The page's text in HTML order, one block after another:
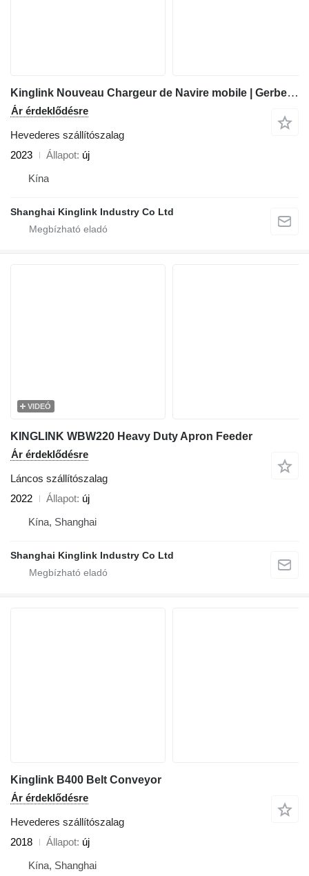
Kinglink Nouveau Chargeur de Navire mobile | Gerbeur radial
Ár érdeklődésre
Hevederes szállítószalag
2023
Állapot új
Kína
Shanghai Kinglink Industry Co Ltd
VIDEÓ
KINGLINK WBW220 Heavy Duty Apron Feeder
Ár érdeklődésre
Láncos szállítószalag
2022
Állapot új
Kína, Shanghai
Shanghai Kinglink Industry Co Ltd
Kinglink B400 Belt Conveyor
Ár érdeklődésre
Hevederes szállítószalag
2018
Állapot új
Kína, Shanghai